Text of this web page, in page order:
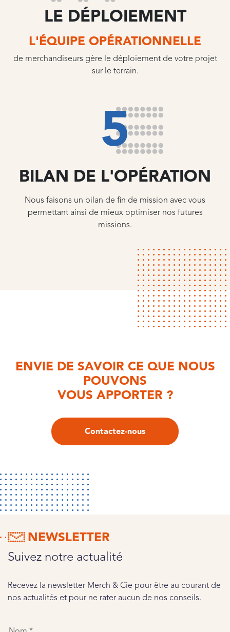
LE DÉPLOIEMENT
L'ÉQUIPE OPÉRATIONNELLE
de merchandiseurs gère le déploiement de votre projet
sur le terrain.
5
BILAN DE L'OPÉRATION
Nous faisons un bilan de fin de mission avec vous
permettant ainsi de mieux optimiser nos futures
missions.
ENVIE DE SAVOIR CE QUE NOUS
POUVONS
VOUS APPORTER ?
Contactez-nous
NEWSLETTER
Suivez notre actualité
Recevez la newsletter Merch & Cie pour être au courant de
nos actualités et pour ne rater aucun de nos conseils.